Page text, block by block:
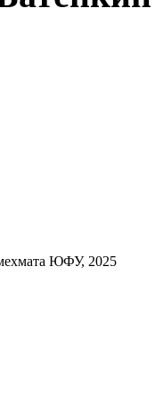
ЮФУ, 2025